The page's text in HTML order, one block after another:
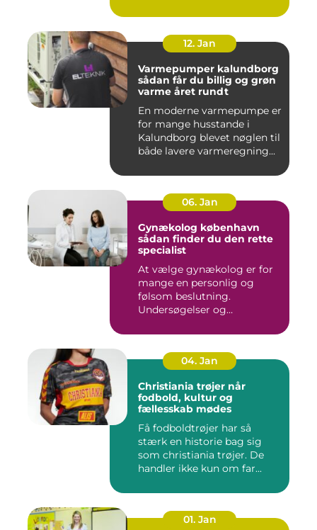
12. Jan
Varmepumper kalundborg
sådan får du billig og grøn
varme året rundt
En moderne varmepumpe er
for mange husstande i
Kalundborg blevet nøglen til
både lavere varmeregning...
06. Jan
Gynækolog københavn
sådan finder du den rette
specialist
At vælge gynækolog er for
mange en personlig og
følsom beslutning.
Undersøgelser og
04. Jan
Christiania trøjer når
fodbold, kultur og
fællesskab mødes
Få fodboldtrøjer har så
stærk en historie bag sig
som christiania trøjer. De
handler ikke kun om far...
01. Jan